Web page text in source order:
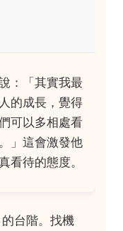
：「其實我最
的成長，覺得
可以多相處看
」這會激發他
看待的態度。
台階。找機